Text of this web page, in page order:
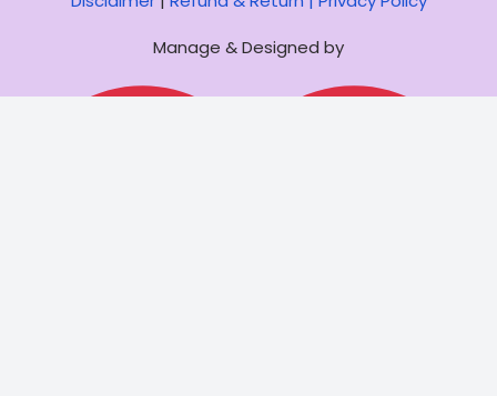
Manage & Designed by